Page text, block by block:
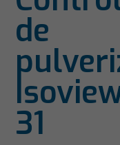
de
31